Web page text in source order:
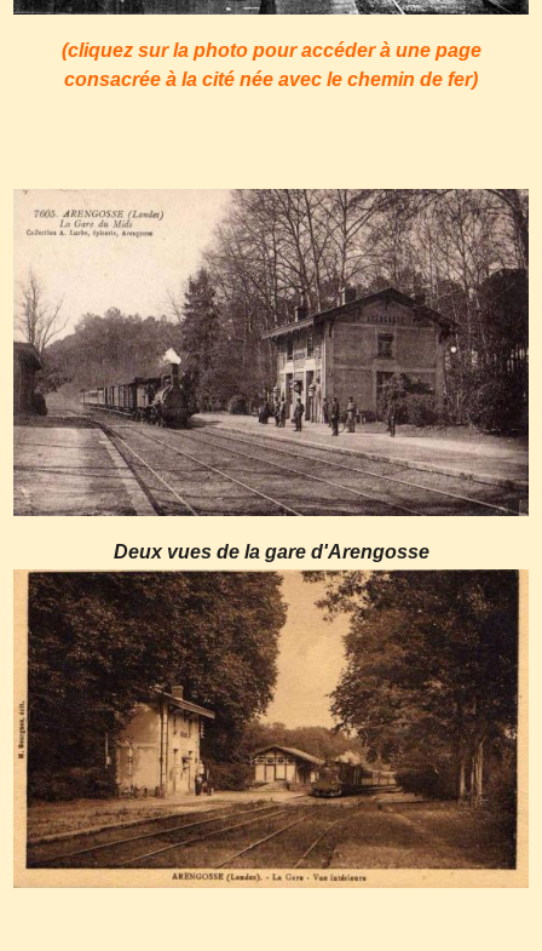
(cliquez sur la photo pour accéder à une page
consacrée à la cité née avec le chemin de fer)
Deux vues de la gare d'Arengosse